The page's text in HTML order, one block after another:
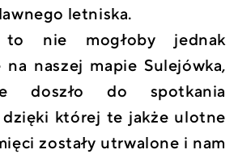
letniska.
to nie mogłoby jednak
na naszej mapie Sulejówka,
doszło do spotkania
dzięki której te jakże ulotne
zostały utrwalone i nam